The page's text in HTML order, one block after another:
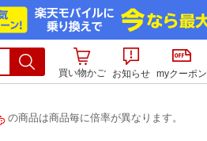
買い物かご お知らせ myクーポン
の商品は商品毎に倍率が異なります。